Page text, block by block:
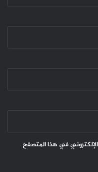
في هذا المتصفح